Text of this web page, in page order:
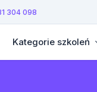
304 098
Kategorie szkoleń